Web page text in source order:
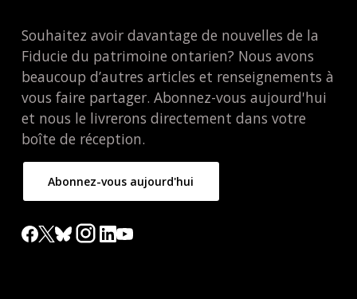
Souhaitez avoir davantage de nouvelles de la
Fiducie du patrimoine ontarien? Nous avons
beaucoup d’autres articles et renseignements à
vous faire partager. Abonnez-vous aujourd'hui
et nous le livrerons directement dans votre
boîte de réception.
Abonnez-vous aujourd'hui